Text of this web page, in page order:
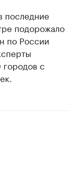
последние
подорожало
по России
городов с